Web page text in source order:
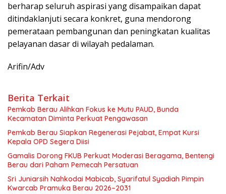
berharap seluruh aspirasi yang disampaikan dapat
ditindaklanjuti secara konkret, guna mendorong
pemerataan pembangunan dan peningkatan kualitas
pelayanan dasar di wilayah pedalaman.
Arifin/Adv
Berita Terkait
Pemkab Berau Alihkan Fokus ke Mutu PAUD, Bunda
Kecamatan Diminta Perkuat Pengawasan
Pemkab Berau Siapkan Regenerasi Pejabat, Empat Kursi
Kepala OPD Segera Diisi
Gamalis Dorong FKUB Perkuat Moderasi Beragama, Bentengi
Berau dari Paham Pemecah Persatuan
Sri Juniarsih Nahkodai Mabicab, Syarifatul Syadiah Pimpin
Kwarcab Pramuka Berau 2026–2031